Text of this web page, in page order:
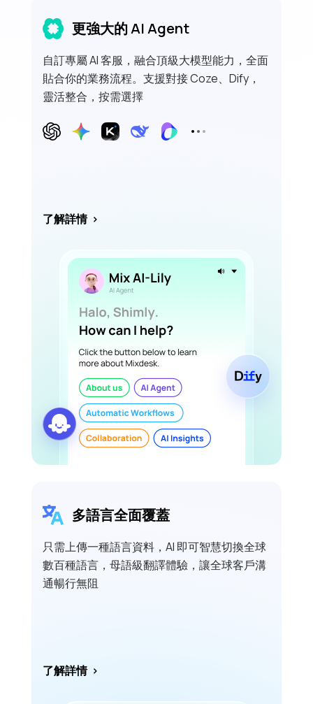
更強大的 AI Agent
自訂專屬 AI 客服，融合頂級大模型能力，全面
貼合你的業務流程。支援對接 Coze、Dify，
靈活整合，按需選擇
了解詳情 >
多語言全面覆蓋
只需上傳一種語言資料，AI 即可智慧切換全球
數百種語言，母語級翻譯體驗，讓全球客戶溝
通暢行無阻
了解詳情 >